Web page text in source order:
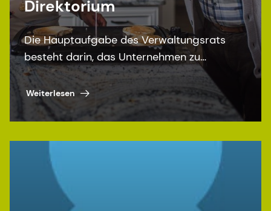
Direktorium
Die Hauptaufgabe des Verwaltungsrats
besteht darin, das Unternehmen zu
überwachen.
Weiterlesen